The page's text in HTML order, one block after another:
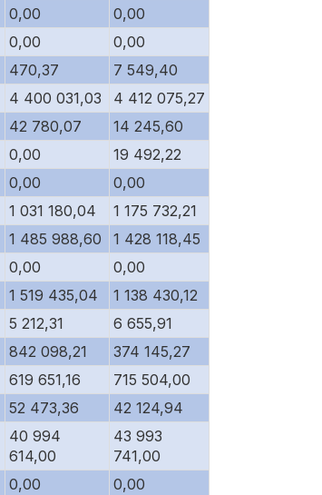
0,00
0,00
0,00
0,00
470,37
7 549,40
4 400 031,03
4 412 075,27
42 780,07
14 245,60
0,00
19 492,22
0,00
0,00
1 031 180,04
1 175 732,21
1 485 988,60
1 428 118,45
0,00
0,00
1 519 435,04
1 138 430,12
5 212,31
6 655,91
842 098,21
374 145,27
619 651,16
715 504,00
52 473,36 42 124,94
40 994
614,00
43 993
741,00
0,00 0,00